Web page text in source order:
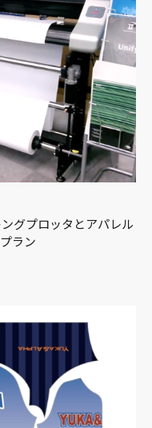
グプロッタとアパレル
ラン